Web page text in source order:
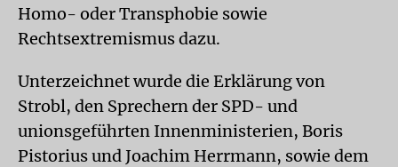
Homo- oder Transphobie sowie
Rechtsextremismus dazu.
Unterzeichnet wurde die Erklärung von
Strobl, den Sprechern der SPD- und
unionsgeführten Innenministerien, Boris
Pistorius und Joachim Herrmann, sowie dem